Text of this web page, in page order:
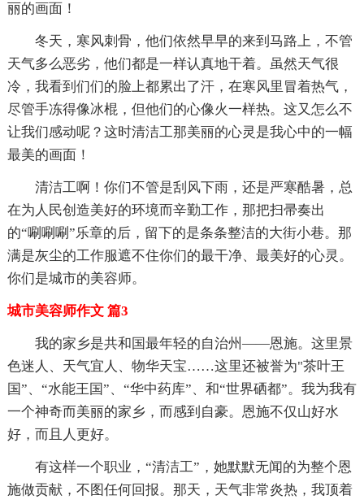
丽的画面！
冬天，寒风刺骨，他们依然早早的来到马路上，不管
天气多么恶劣，他们都是一样认真地干着。虽然天气很
冷，我看到们们的脸上都累出了汗，在寒风里冒着热气，
尽管手冻得像冰棍，但他们的心像火一样热。这又怎么不
让我们感动呢？这时清洁工那美丽的心灵是我心中的一幅
最美的画面！
清洁工啊！你们不管是刮风下雨，还是严寒酷暑，总
在为人民创造美好的环境而辛勤工作，那把扫帚奏出
的“唰唰唰”乐章的后，留下的是条条整洁的大街小巷。那
满是灰尘的工作服遮不住你们的最干净、最美好的心灵。
你们是城市的美容师。
城市美容师作文 篇3
我的家乡是共和国最年轻的自治州——恩施。这里景
色迷人、天气宜人、物华天宝……这里还被誉为"茶叶王
国”、“水能王国”、“华中药库”、和“世界硒都”。我为我有
一个神奇而美丽的家乡，而感到自豪。恩施不仅山好水
好，而且人更好。
有这样一个职业，“清洁工”，她默默无闻的为整个恩
施做贡献，不图任何回报。那天，天气非常炎热，我顶着